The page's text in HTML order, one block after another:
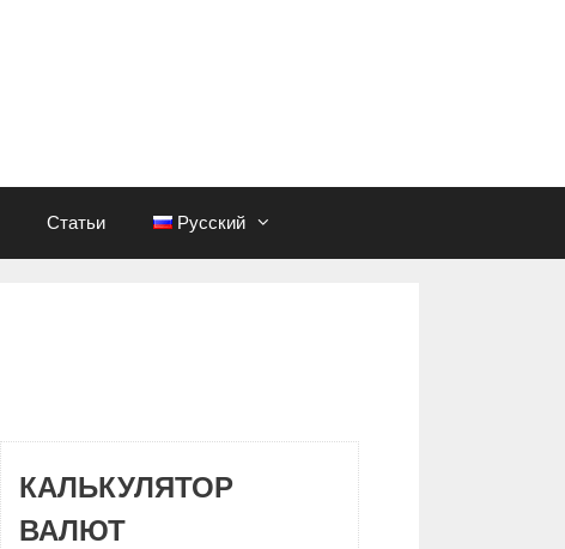
Статьи Русский
КАЛЬКУЛЯТОР
ВАЛЮТ